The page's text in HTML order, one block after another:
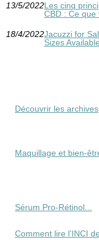
13/5/2022Les cinq
CBD : Ce que
18/4/2022Jacuzzi for
Sizes Available
Découvrir les archives
Maquillage et bien-
Sérum Pro‑Rétinol...
Comment lire l’INCI